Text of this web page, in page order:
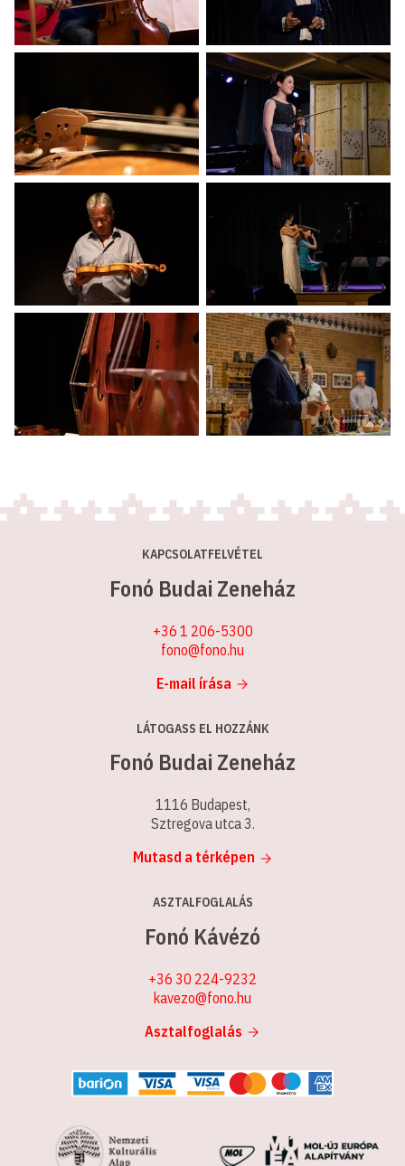
KAPCSOLATFELVÉTEL
Fonó Budai Zeneház
+36 1 206-5300
fono@fono.hu
E-mail írása
LÁTOGASS EL HOZZÁNK
Fonó Budai Zeneház
1116 Budapest,
Sztregova utca 3.
Mutasd a térképen
ASZTALFOGLALÁS
Fonó Kávézó
+36 30 224-9232
kavezo@fono.hu
Asztalfoglalás